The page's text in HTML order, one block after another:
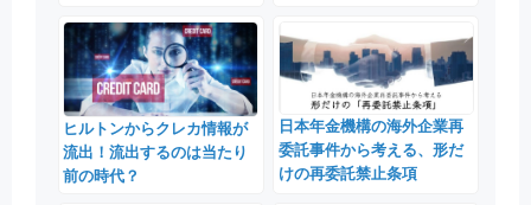
ヒルトンからクレカ情報が
流出！流出するのは当たり
前の時代？
日本年金機構の海外企業再
委託事件から考える、形だ
けの再委託禁止条項